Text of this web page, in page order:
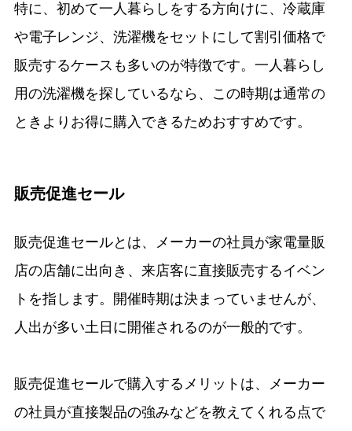
特に、初めて一人暮らしをする方向けに、冷蔵庫
や電子レンジ、洗濯機をセットにして割引価格で
販売するケースも多いのが特徴です。一人暮らし
用の洗濯機を探しているなら、この時期は通常の
ときよりお得に購入できるためおすすめです。
販売促進セール
販売促進セールとは、メーカーの社員が家電量販
店の店舗に出向き、来店客に直接販売するイベン
トを指します。開催時期は決まっていませんが、
人出が多い土日に開催されるのが一般的です。
販売促進セールで購入するメリットは、メーカー
の社員が直接製品の強みなどを教えてくれる点で